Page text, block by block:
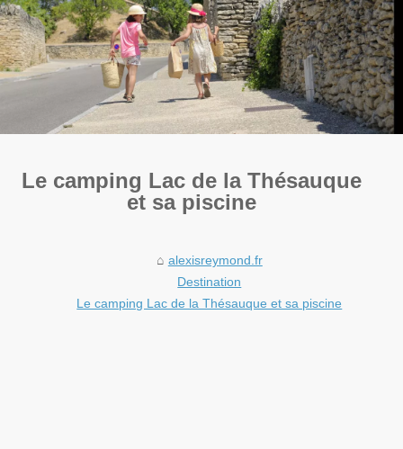
Le camping Lac de la Thésauque
et sa piscine
alexisreymond.fr
Destination
Le camping Lac de la Thésauque et sa piscine